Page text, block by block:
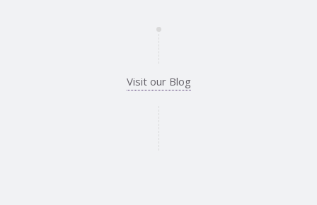
Visit our Blog